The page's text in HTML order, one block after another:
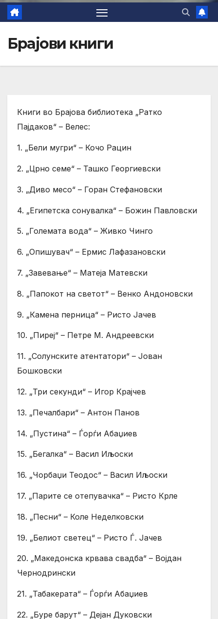
Брајови книги
Книги во Брајова библиотека „Ратко
Пајдаков“ – Велес:
1. „Бели мугри“ – Кочо Рацин
2. „Црно семе“ – Ташко Георгиевски
3. „Диво месо“ – Горан Стефановски
4. „Египетска сонувалка“ – Божин Павловски
5. „Големата вода“ – Живко Чинго
6. „Опишувач“ – Ермис Лафазановски
7. „Завевање“ – Матеја Матевски
8. „Папокот на светот“ – Венко Андоновски
9. „Камена перница“ – Ристо Јачев
10. „Пиреј“ – Петре М. Андреевски
11. „Солунските атентатори“ – Јован
Бошковски
12. „Три секунди“ – Игор Крајчев
13. „Печалбари“ – Антон Панов
14. „Пустина“ – Ѓорѓи Абаџиев
15. „Бегалка“ – Васил Иљоски
16. „Чорбаџи Теодос“ – Васил Иљоски
17. „Парите се отепувачка“ – Ристо Крле
18. „Песни“ – Коле Неделковски
19. „Белиот светец“ – Ристо Ѓ. Јачев
20. „Македонска крвава свадба“ – Војдан
Чернодрински
21. „Табакерата“ – Ѓорѓи Абаџиев
22. „Буре барут“ – Дејан Дуковски